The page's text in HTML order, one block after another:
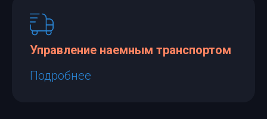
Управление наемным транспортом
Подробнее